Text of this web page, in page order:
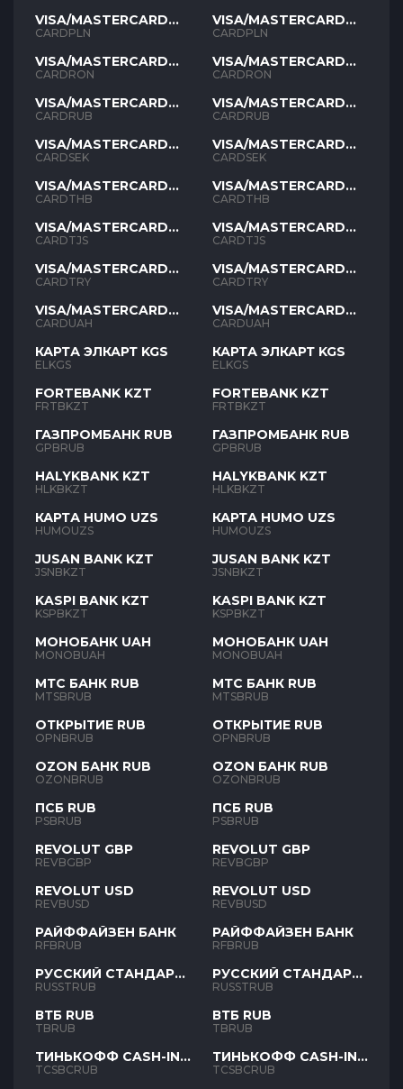
VISA/MASTERCARD
PLN
CARDPLN
VISA/MASTERCARD
RON
CARDRON
VISA/MASTERCARD
RUB
CARDRUB
VISA/MASTERCARD
SEK
CARDSEK
VISA/MASTERCARD
THB
CARDTHB
VISA/MASTERCARD
TJS
CARDTJS
VISA/MASTERCARD
TYR
CARDTRY
VISA/MASTERCARD
UAH
CARDUAH
КАРТА ЭЛКАРТ KGS
ELKGS
FORTEBANK KZT
FRTBKZT
ГАЗПРОМБАНК RUB
GPBRUB
HALYKBANK KZT
HLKBKZT
КАРТА HUMO UZS
HUMOUZS
JUSAN BANK KZT
JSNBKZT
KASPI BANK KZT
KSPBKZT
МОНОБАНК UAH
MONOBUAH
МТС БАНК RUB
MTSBRUB
ОТКРЫТИЕ RUB
OPNBRUB
OZON БАНК RUB
OZONBRUB
ПСБ RUB
PSBRUB
REVOLUT GBP
REVBGBP
REVOLUT USD
REVBUSD
РАЙФФАЙЗЕН БАНК
RFBRUB
РУССКИЙ СТАНДАРТ
RUB
RUSSTRUB
ВТБ RUB
TBRUB
ТИНЬКОФФ CASH-IN
RUB
TCSBCRUB
VISA/MASTERCARD
PLN
CARDPLN
VISA/MASTERCARD
RON
CARDRON
VISA/MASTERCARD
RUB
CARDRUB
VISA/MASTERCARD
SEK
CARDSEK
VISA/MASTERCARD
THB
CARDTHB
VISA/MASTERCARD
TJS
CARDTJS
VISA/MASTERCARD
TYR
CARDTRY
VISA/MASTERCARD
UAH
CARDUAH
КАРТА ЭЛКАРТ KGS
ELKGS
FORTEBANK KZT
FRTBKZT
ГАЗПРОМБАНК RUB
GPBRUB
HALYKBANK KZT
HLKBKZT
КАРТА HUMO UZS
HUMOUZS
JUSAN BANK KZT
JSNBKZT
KASPI BANK KZT
KSPBKZT
МОНОБАНК UAH
MONOBUAH
МТС БАНК RUB
MTSBRUB
ОТКРЫТИЕ RUB
OPNBRUB
OZON БАНК RUB
OZONBRUB
ПСБ RUB
PSBRUB
REVOLUT GBP
REVBGBP
REVOLUT USD
REVBUSD
РАЙФФАЙЗЕН БАНК
RFBRUB
РУССКИЙ СТАНДАРТ
RUB
RUSSTRUB
ВТБ RUB
TBRUB
ТИНЬКОФФ CASH-IN
RUB
TCSBCRUB